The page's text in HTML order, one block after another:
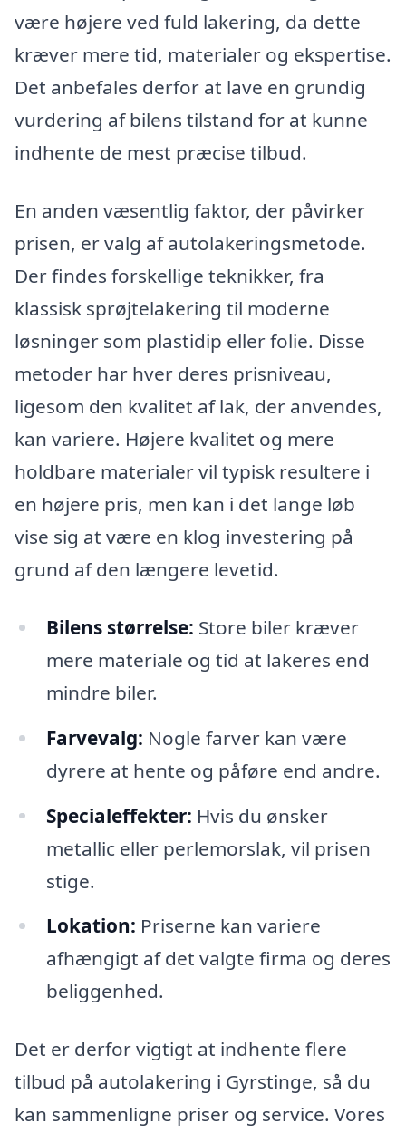
være højere ved fuld lakering, da dette
kræver mere tid, materialer og ekspertise.
Det anbefales derfor at lave en grundig
vurdering af bilens tilstand for at kunne
indhente de mest præcise tilbud.
En anden væsentlig faktor, der påvirker
prisen, er valg af autolakeringsmetode.
Der findes forskellige teknikker, fra
klassisk sprøjtelakering til moderne
løsninger som plastidip eller folie. Disse
metoder har hver deres prisniveau,
ligesom den kvalitet af lak, der anvendes,
kan variere. Højere kvalitet og mere
holdbare materialer vil typisk resultere i
en højere pris, men kan i det lange løb
vise sig at være en klog investering på
grund af den længere levetid.
Bilens størrelse: Store biler kræver
mere materiale og tid at lakeres end
mindre biler.
Farvevalg: Nogle farver kan være
dyrere at hente og påføre end andre.
Specialeffekter: Hvis du ønsker
metallic eller perlemorslak, vil prisen
stige.
Lokation: Priserne kan variere
afhængigt af det valgte firma og deres
beliggenhed.
Det er derfor vigtigt at indhente flere
tilbud på autolakering i Gyrstinge, så du
kan sammenligne priser og service. Vores